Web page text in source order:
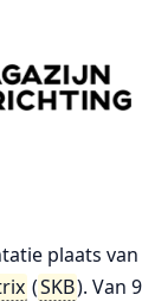
plaats
(SKB). Van